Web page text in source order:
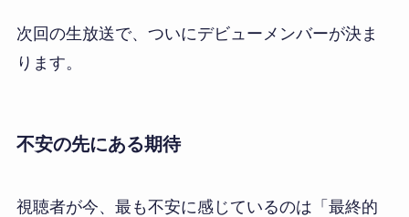
次回の生放送で、ついにデビューメンバーが決ま
ります。
不安の先にある期待
視聴者が今、最も不安に感じているのは「最終的